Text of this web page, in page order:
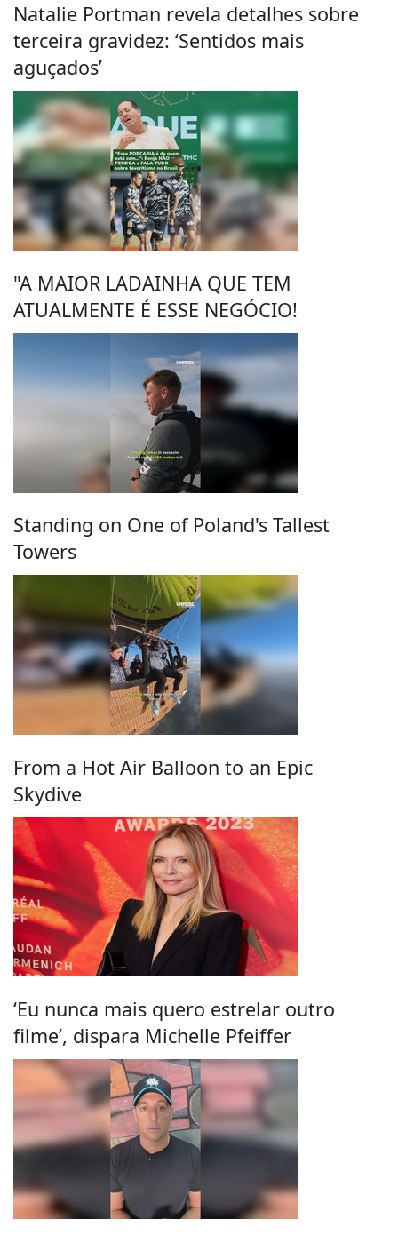
Natalie Portman revela detalhes sobre
terceira gravidez: ‘Sentidos mais
aguçados’
"A MAIOR LADAINHA QUE TEM
ATUALMENTE É ESSE NEGÓCIO!
Standing on One of Poland's Tallest
Towers
From a Hot Air Balloon to an Epic
Skydive
‘Eu nunca mais quero estrelar outro
filme’, dispara Michelle Pfeiffer